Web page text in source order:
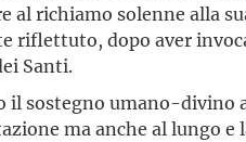
richiamo solenne alla
riflettuto, dopo aver
Santi.
sostegno umano-
ma anche al lungo e